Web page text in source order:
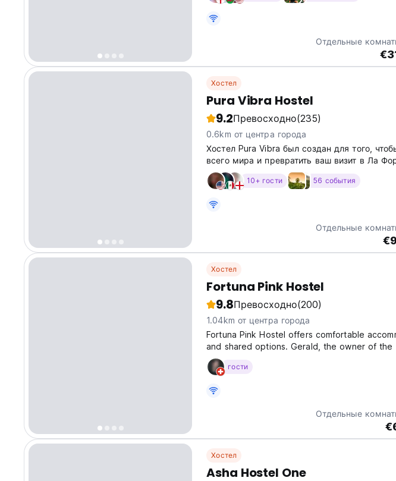
Отдельные
Хостел
Pura Vibra Hostel
9.2Превосходно(235)
0.6km от центра города
Хостел Pura Vibra был создан для того,
всего мира и превратить ваш визит в Ла
впечатления.
10+ гости 56 события
Отдельные
Хостел
Fortuna Pink Hostel
9.8Превосходно(200)
1.04km от центра города
Fortuna Pink Hostel offers comfortable
and shared options. Gerald, the owner of the
welcoming host known for his hospitality.
guests personally and makes sure they feel...
гости
Отдельные
Хостел
Asha Hostel One